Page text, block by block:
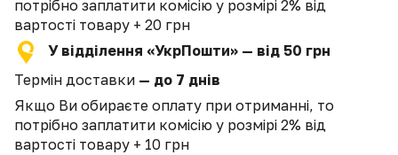
потрібно заплатити комісію у розмірі 2% від
вартості товару + 20 грн
У відділення «УкрПошти» — від 50 грн
Термін доставки — до 7 днів
Якщо Ви обираєте оплату при отриманні, то
потрібно заплатити комісію у розмірі 2% від
вартості товару + 10 грн